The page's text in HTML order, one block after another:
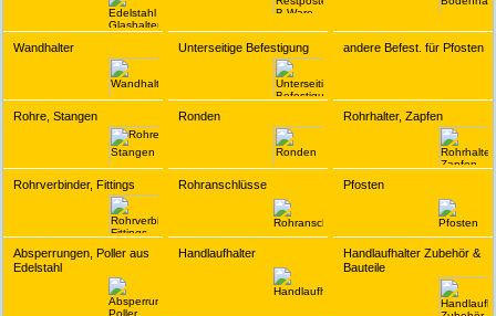
Wandhalter Unterseitige Befestigung andere Befest. für Pfosten
Rohre, Stangen Ronden Rohrhalter, Zapfen
Rohrverbinder, Fittings Rohranschlüsse Pfosten
Absperrungen, Poller aus
Edelstahl
Handlaufhalter
Handlaufhalter Zubehör &
Bauteile